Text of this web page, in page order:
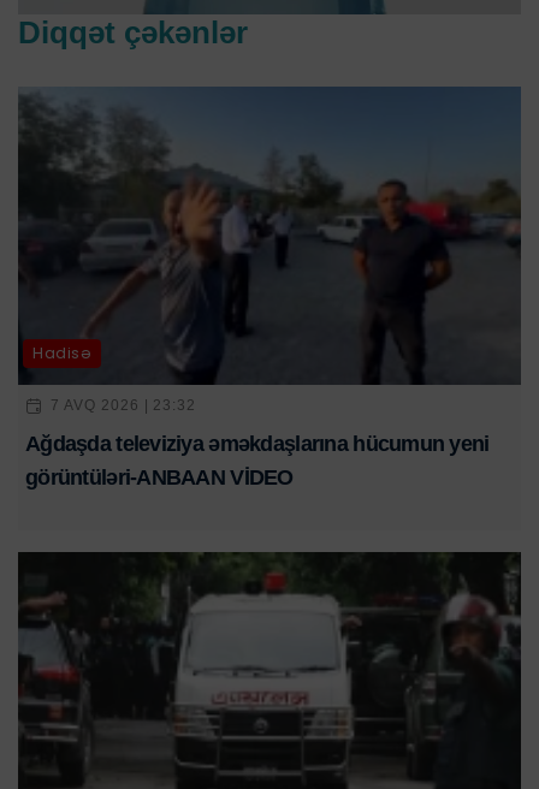
Diqqət çəkənlər
Hadisə
7 AVQ 2026 | 23:32
Ağdaşda televiziya əməkdaşlarına hücumun yeni
görüntüləri-ANBAAN VİDEO